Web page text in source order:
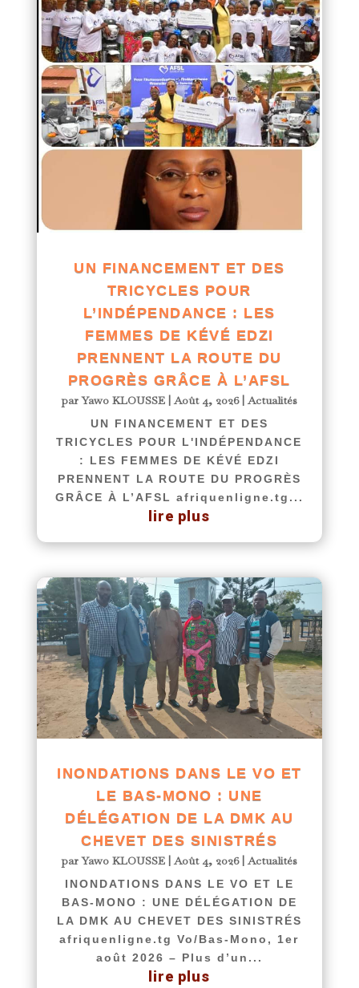
UN FINANCEMENT ET DES
TRICYCLES POUR
L’INDÉPENDANCE : LES
FEMMES DE KÉVÉ EDZI
PRENNENT LA ROUTE DU
PROGRÈS GRÂCE À L’AFSL
parYawo KLOUSSE |Août 4, 2026|Actualités
UN FINANCEMENT ET DES
TRICYCLES POUR L'INDÉPENDANCE
: LES FEMMES DE KÉVÉ EDZI
PRENNENT LA ROUTE DU PROGRÈS
GRÂCE À L’AFSL afriquenligne.tg...
lire plus
INONDATIONS DANS LE VO ET
LE BAS-MONO : UNE
DÉLÉGATION DE LA DMK AU
CHEVET DES SINISTRÉS
parYawo KLOUSSE |Août 4, 2026|Actualités
INONDATIONS DANS LE VO ET LE
BAS-MONO : UNE DÉLÉGATION DE
LA DMK AU CHEVET DES SINISTRÉS
afriquenligne.tg Vo/Bas-Mono, 1er
août 2026 – Plus d’un...
lire plus